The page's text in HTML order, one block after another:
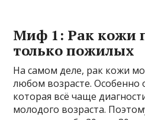
Миф 1: Рак кожи
только пожилых
На самом деле, рак кожи
любом возрасте. Особенно
которая всё чаще
молодого возраста.